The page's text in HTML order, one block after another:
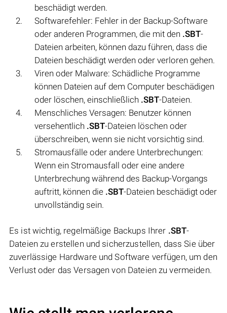
beschädigt werden.
Softwarefehler: Fehler in der Backup-Software
oder anderen Programmen, die mit den .SBT-
Dateien arbeiten, können dazu führen, dass die
Dateien beschädigt werden oder verloren gehen.
Viren oder Malware: Schädliche Programme
können Dateien auf dem Computer beschädigen
oder löschen, einschließlich .SBT-Dateien.
Menschliches Versagen: Benutzer können
versehentlich .SBT-Dateien löschen oder
überschreiben, wenn sie nicht vorsichtig sind.
Stromausfälle oder andere Unterbrechungen:
Wenn ein Stromausfall oder eine andere
Unterbrechung während des Backup-Vorgangs
auftritt, können die .SBT-Dateien beschädigt oder
unvollständig sein.
Es ist wichtig, regelmäßige Backups Ihrer .SBT-
Dateien zu erstellen und sicherzustellen, dass Sie über
zuverlässige Hardware und Software verfügen, um den
Verlust oder das Versagen von Dateien zu vermeiden.